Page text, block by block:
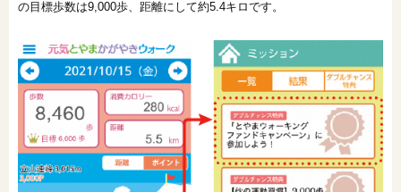
オンライン相談会
の目標歩数は9,000歩、距離にして約5.4キロです。